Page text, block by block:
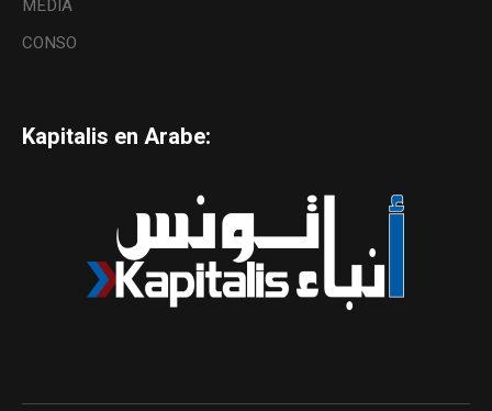
MEDIA
CONSO
Kapitalis en Arabe: